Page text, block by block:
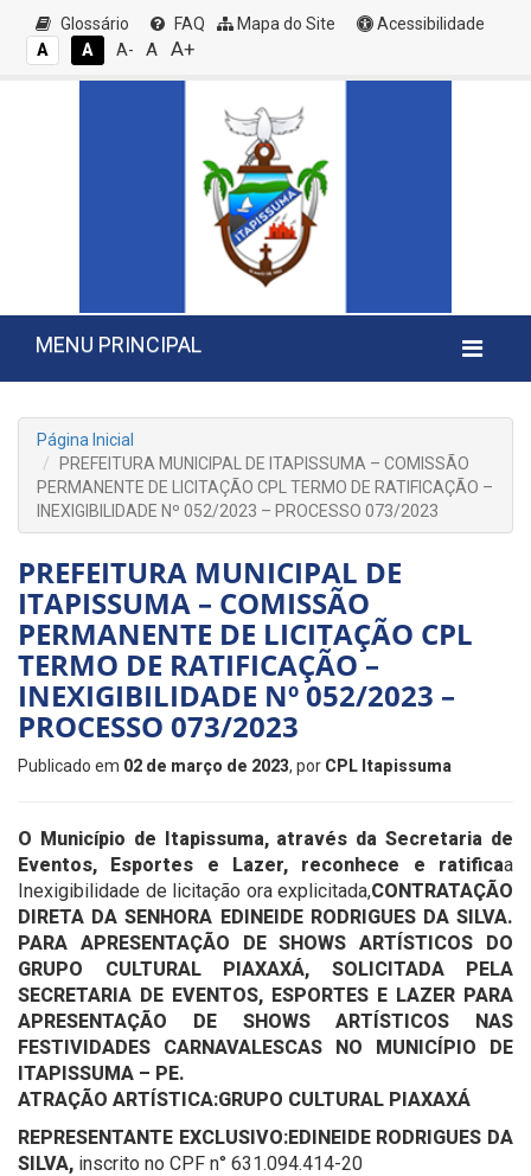
Glossário FAQ Mapa do Site
Acessibilidade
A
A A- A A+
MENU PRINCIPAL
Página Inicial
PREFEITURA MUNICIPAL DE ITAPISSUMA – COMISSÃO
PERMANENTE DE LICITAÇÃO CPL TERMO DE RATIFICAÇÃO –
INEXIGIBILIDADE Nº 052/2023 – PROCESSO 073/2023
PREFEITURA MUNICIPAL DE
ITAPISSUMA – COMISSÃO
PERMANENTE DE LICITAÇÃO CPL
TERMO DE RATIFICAÇÃO –
INEXIGIBILIDADE Nº 052/2023 –
PROCESSO 073/2023
Publicado em 02 de março de 2023, por CPL Itapissuma
O Município de Itapissuma, através da Secretaria de
Eventos, Esportes e Lazer, reconhece e ratificaa
Inexigibilidade de licitação ora explicitada,CONTRATAÇÃO
DIRETA DA SENHORA EDINEIDE RODRIGUES DA SILVA.
PARA APRESENTAÇÃO DE SHOWS ARTÍSTICOS DO
GRUPO CULTURAL PIAXAXÁ, SOLICITADA PELA
SECRETARIA DE EVENTOS, ESPORTES E LAZER PARA
APRESENTAÇÃO DE SHOWS ARTÍSTICOS NAS
FESTIVIDADES CARNAVALESCAS NO MUNICÍPIO DE
ITAPISSUMA – PE.
ATRAÇÃO ARTÍSTICA:GRUPO CULTURAL PIAXAXÁ
REPRESENTANTE EXCLUSIVO:EDINEIDE RODRIGUES DA
SILVA, inscrito no CPF n° 631.094.414-20